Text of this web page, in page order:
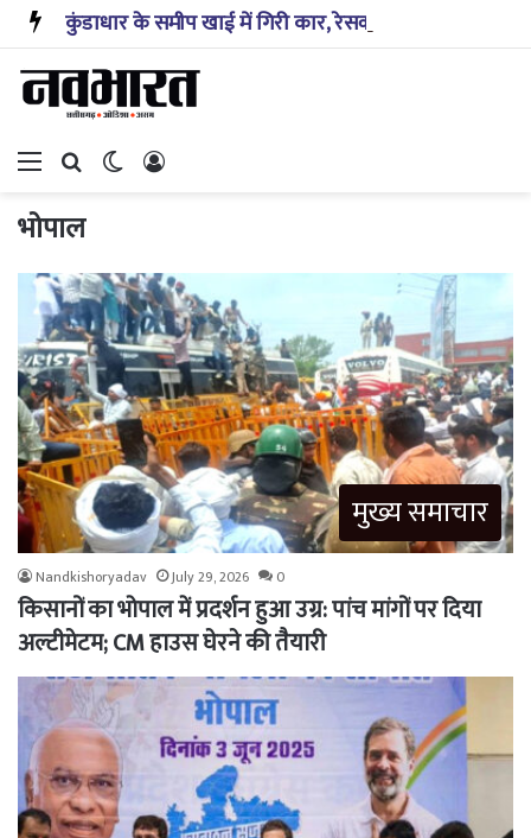
Menu Search forSwitch skin
भोपाल
मुख्य समाचार
Nandkishoryadav July 29, 2026 0
किसानों का भोपाल में प्रदर्शन हुआ उग्र: पांच मांगों पर दिया
अल्टीमेटम; CM हाउस घेरने की तैयारी